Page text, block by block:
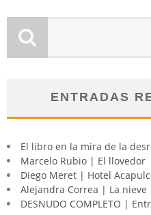
ENTRADAS
El libro en la mira de la
Marcelo Rubio | El llovedor
Diego Meret | Hotel
Alejandra Correa | La nieve
DESNUDO COMPLETO |